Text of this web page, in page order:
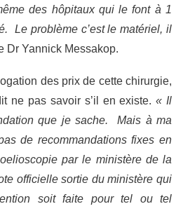
des hôpitaux qui le font à 1
Le problème c’est le matériel, il
Dr Yannick Messakop.
des prix de cette chirurgie,
ne pas savoir s’il en existe.« Il
que je sache. Mais à ma
de recommandations fixes en
par le ministère de la
officielle sortie du ministère qui
soit faite pour tel ou tel